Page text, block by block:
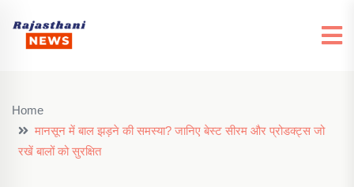
Home
मानसून में बाल झड़ने की समस्या? जानिए बेस्ट सीरम और प्रोडक्ट्स जो
रखें बालों को सुरक्षित